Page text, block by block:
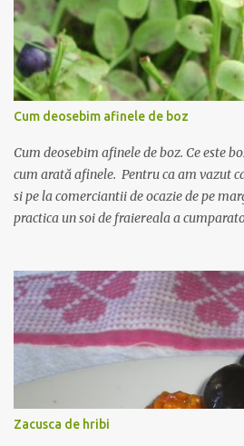
Cum deosebim afinele de boz
Cum deosebim afinele de boz. Ce este
cum arată afinele. Pentru ca am vazut
si pe la comerciantii de ocazie de pe
practica un soi de fraiereala a
bozul si socul, si pe care comerciantii le
Afinul , sau coacazul negru, este un
- asta este foarte important! - iar
albastru inchis, cu gust dulce acrisor.
- alt aspect important! Se recolteaza
se foloseste in special ca diuretic,
este inrudit cu socul, creste chiar si pe
Zacusca de hribi